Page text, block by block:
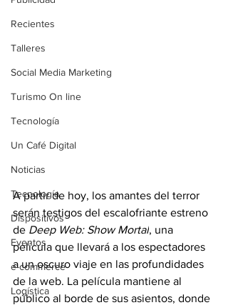
Recientes
Talleres
Social Media Marketing
Turismo On line
Tecnología
Un Café Digital
Noticias
Tecnología
Dispositivos
Eventos
e-commerce
Logística
A partir de hoy, los amantes del terror
serán testigos del escalofriante estreno
de Deep Web: Show Mortal, una
película que llevará a los espectadores
a un oscuro viaje en las profundidades
de la web. La película mantiene al
público al borde de sus asientos, donde